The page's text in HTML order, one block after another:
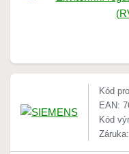
Kód
EAN:
Kód